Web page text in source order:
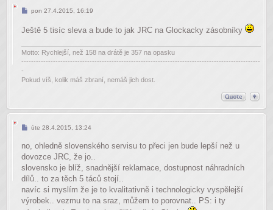
Příspěvek
pon 27.4.2015, 16:19
Ještě 5 tisíc sleva a bude to jak JRC na Glockacky zásobníky
Motto: Rychlejší, než 158 na drátě je 357 na opasku
--------------------------------------------------------------------------------------------------
-
Pokud víš, kolik máš zbraní, nemáš jich dost.
Příspěvek
úte 28.4.2015, 13:24
no, ohledně slovenského servisu to přeci jen bude lepší než u
dovozce JRC, že jo..
slovensko je blíž, snadnější reklamace, dostupnost náhradních
dílů.. to za těch 5 táců stojí..
navíc si myslím že je to kvalitativně i technologicky vyspělejší
výrobek.. vezmu to na sraz, můžem to porovnat.. PS: i ty